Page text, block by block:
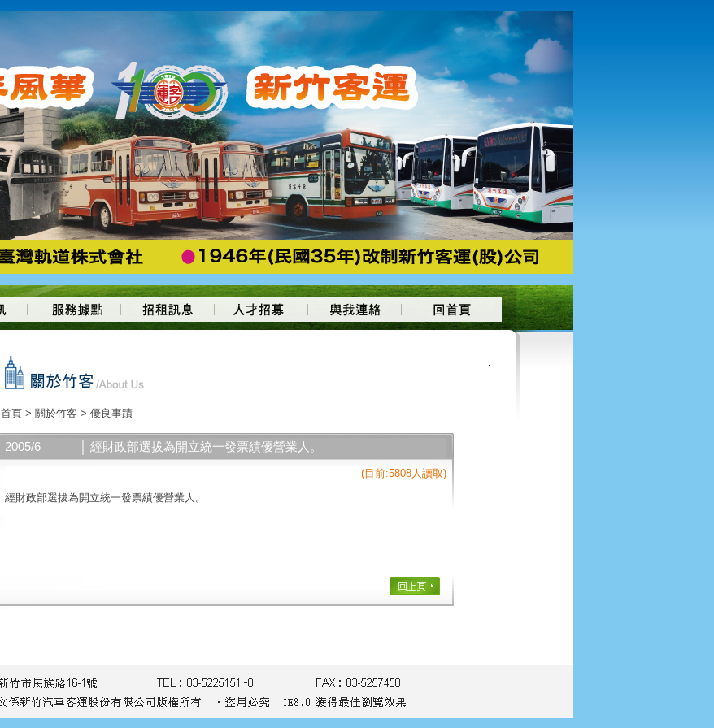
首頁 > 關於竹客 > 優良事蹟
2005/6 │ 經財政部選拔為開立統一發票績優營業人。
(目前:5808人讀取)
經財政部選拔為開立統一發票績優營業人。